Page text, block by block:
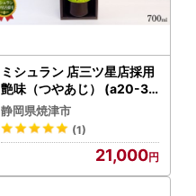
ミシュラン 店三ツ星店採用
艶味（つやあじ） (a20-33
7)
静岡県焼津市
(1)
21,000